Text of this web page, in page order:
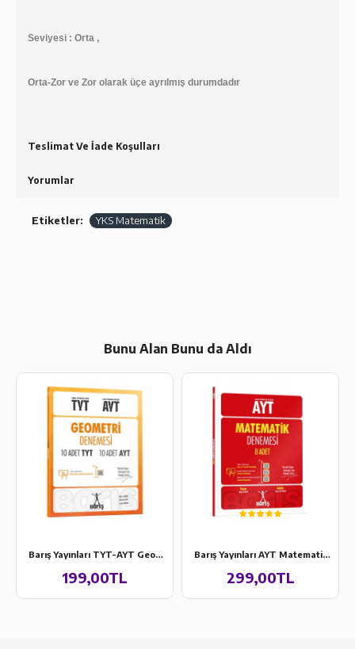
Seviyesi : Orta ,
Orta-Zor ve Zor olarak üçe ayrılmış durumdadır
Teslimat Ve İade Koşulları
Yorumlar
Etiketler: YKS Matematik
Bunu Alan Bunu da Aldı
Barış Yayınları TYT-AYT Geometri Denemesi 10 Adet TYT 10 Adet AYT
199,00TL
Barış Yayınları AYT Matematik Denemesi 8 Adet
299,00TL